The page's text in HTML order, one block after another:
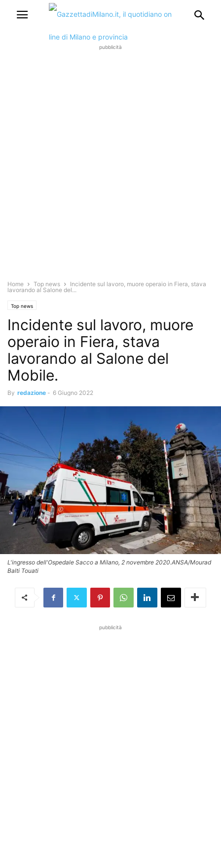
pubblicità
Home Top news
Incidente sul lavoro, muore operaio in Fiera, stava
lavorando al Salone del...
Top news
Incidente sul lavoro, muore
operaio in Fiera, stava
lavorando al Salone del
Mobile.
By redazione - 6 Giugno 2022
L'ingresso dell'Ospedale Sacco a Milano, 2 novembre 2020.ANSA/Mourad
Balti Touati
pubblicità